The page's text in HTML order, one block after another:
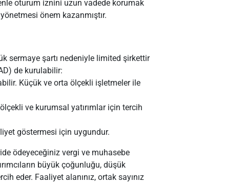
oturum iznini uzun vadede korumak
önem kazanmıştır.
sermaye şartı nedeniyle limited şirkettir
de kurulabilir:
Küçük ve orta ölçekli işletmeler ile
ve kurumsal yatırımlar için tercih
göstermesi için uygundur.
ödeyeceğiniz vergi ve muhasebe
büyük çoğunluğu, düşük
eder. Faaliyet alanınız, ortak sayınız